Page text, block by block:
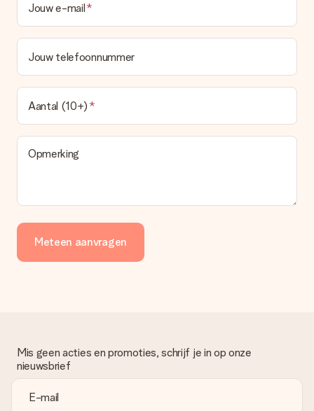
Jouw e-mail
Jouw telefoonnummer
Aantal (10+)
Opmerking
Meteen aanvragen
Mis geen acties en promoties, schrijf je in op onze
nieuwsbrief